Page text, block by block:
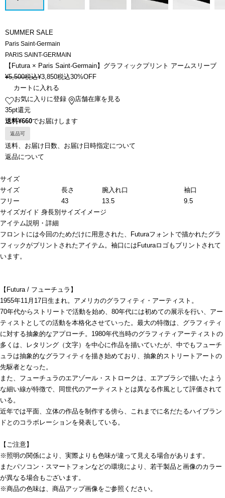
SUMMER SALE
Paris Saint-Germain
PARIS SAINT-GERMAIN
【Futura × Paris Saint-Germain】グラフィックプリント アームスリーブ
¥5,500税込¥3,850税込30%OFF
カートに入れる
お気に入りに登録
店舗在庫を見る
35pt還元
送料¥660でお届けします
返品可
送料、お届け日数、お届け日時指定について
返品について
サイズ
サイズ
長さ 腕入れ口
袖口
フリー
43 13.5
9.5
サイズガイド 身長別サイズイメージ
アイテム説明・詳細
フロントには今回のためだけに用意された、Futuraフォントで描かれたグラ
フィックがプリントされたアイテム。袖口にはFuturaロゴもプリントされて
います。
【Futura / フューチュラ】
1955年11月17日生まれ。アメリカのグラフィティ・アーティスト。
70年代からストリートで活動を始め、80年代には初めての展示を行い、アー
ティストとしての活動を本格化させていった。最大の特徴は、グラフィティ
に対する抽象的なアプローチ。1980年代当時のグラフィティアーティストの
多くは、レタリング（文字）を中心に作品を描いていたが、中でもフューチ
ュラは抽象的なグラフィティを描き始めており、抽象的ストリートアートの
先駆者となった。
また、フューチュラのエアゾール・ストロークは、エアブラシで描いたよう
な細い線が特徴で、同世代のアーティストとは異なる作風として評価されて
いる。
近年では平面、立体の作品を制作する傍ら、これまでに名だたるハイブラン
ドとのコラボレーションを発表している。
【ご注意】
※照明の関係により、実際よりも色味が違って見える場合があります。
またパソコン・スマートフォンなどの環境により、若干製品と画像のカラー
が異なる場合もございます。
※商品の色味は、商品アップ画像をご参照ください。